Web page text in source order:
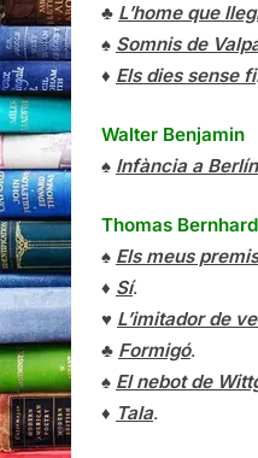
♣ L’home que
♠ Somnis de
♦ Els dies sense fi.
Walter Benjamin
♠ Infància a
Thomas Bernhard
♠ Els meus premis
♦ Sí.
♥ L’imitador de
♣ Formigó.
♠ El nebot de
♦ Tala.